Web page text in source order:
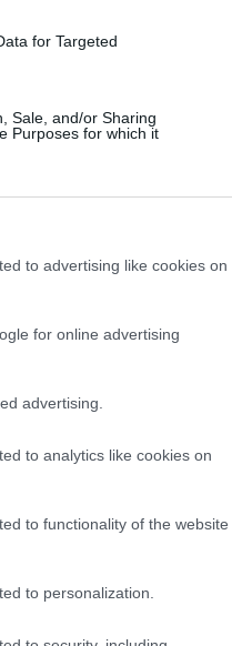
for Targeted
Sale, and/or Sharing
Purposes for which it
to advertising like cookies on
for online advertising
advertising.
to analytics like cookies on
to functionality of the website
to personalization.